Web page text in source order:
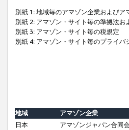
別紙 1: 地域毎のアマゾン企業およびア
別紙 2: アマゾン・サイト毎の準拠法お
別紙 3: アマゾン・サイト毎の税規定
別紙 4: アマゾン・サイト毎のプライバ
地域
アマゾン企業
日本
アマゾンジャパン合同